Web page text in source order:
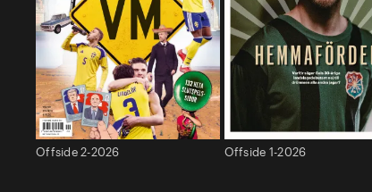
Offside 2-2026 Offside 1-2026